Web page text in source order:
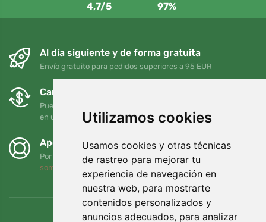
Utilizamos cookies
Usamos cookies y otras técnicas
de rastreo para mejorar tu
experiencia de navegación en
nuestra web, para mostrarte
contenidos personalizados y
anuncios adecuados, para analizar
4,7/5 97%
Al día siguiente y de forma gratuita
Envío gratuito para pedidos superiores a 95 EUR
Cambios y devoluciones gratuitos
Puede devolver o cambiar su pedido en cualquier momento
en un plazo de 90 días
Apoyamos a Trees.org
Por cada pedido plantamos un árbol. Leer más
somos